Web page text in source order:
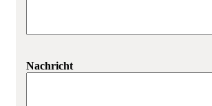
Nachricht